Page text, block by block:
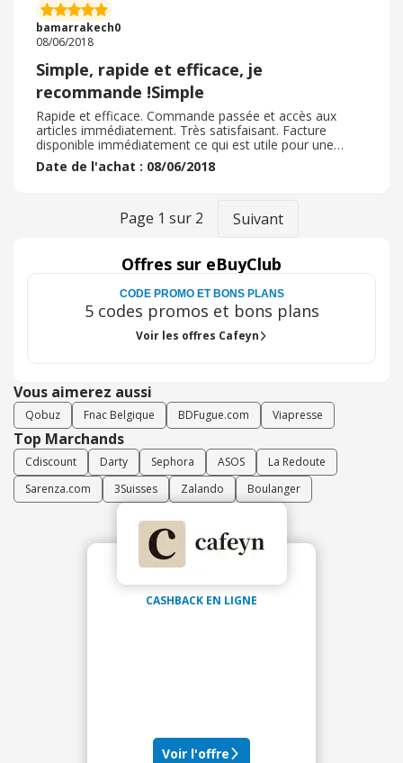
bamarrakech0
08/06/2018
Simple, rapide et efficace, je
recommande !Simple
Rapide et efficace. Commande passée et accès aux
articles immédiatement. Très satisfaisant. Facture
disponible immédiatement ce qui est utile pour une
société. Pas de problème de connexion, pas de
problème d'accès au site et au document téléchargés. Je
Date de l'achat : 08/06/2018
Page 1 sur 2 Suivant
Offres sur eBuyClub
CODE PROMO ET BONS PLANS
5 codes promos et bons plans
Voir les offres Cafeyn
Vous aimerez aussi
Qobuz Fnac Belgique BDFugue.com Viapresse
Top Marchands
Cdiscount Darty Sephora ASOS
La Redoute
Sarenza.com
3Suisses Zalando Boulanger
CASHBACK EN LIGNE
Voir l'offre